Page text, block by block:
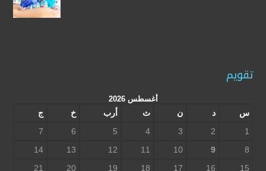
تقويم
أغسطس 2026
س د ن ث أرب خ
ج
1
2
3
4
5
6
7
8
9
10
11
12
13
14
15
16
17
18
19
20
21